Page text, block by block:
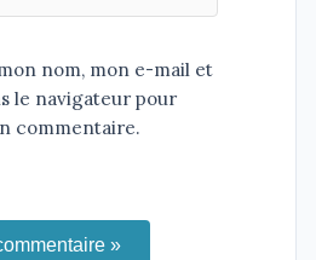
nom, mon e-mail et
le navigateur pour
commentaire.
»